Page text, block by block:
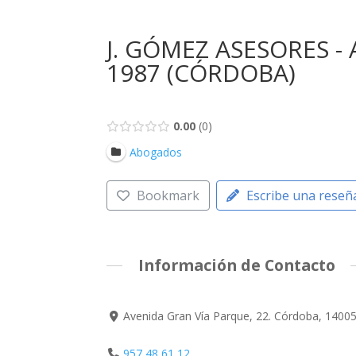
J. GÓMEZ ASESORES
1987 (CÓRDOBA)
0.00 0
Abogados
Bookmark Escribe una
Información de Contacto
Avenida Gran Vía Parque, 22. Córdoba, 14005